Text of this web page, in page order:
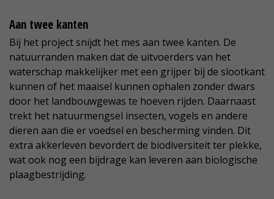
Aan twee kanten
Bij het project snijdt het mes aan twee kanten. De
natuurranden maken dat de uitvoerders van het
waterschap makkelijker met een grijper bij de slootkant
kunnen of het maaisel kunnen ophalen zonder dwars
door het landbouwgewas te hoeven rijden. Daarnaast
trekt het natuurmengsel insecten, vogels en andere
dieren aan die er voedsel en bescherming vinden. Dit
extra akkerleven bevordert de biodiversiteit ter plekke,
wat ook nog een bijdrage kan leveren aan biologische
plaagbestrijding.